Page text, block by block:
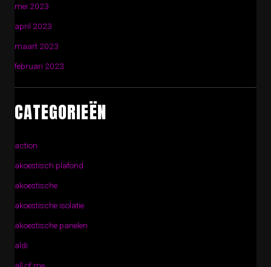
mei 2023
april 2023
maart 2023
februari 2023
CATEGORIEËN
action
akoestisch plafond
akoestische
akoestische isolatie
akoestische panelen
aldi